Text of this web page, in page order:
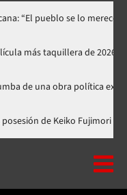
se lo merece”
en la película más
política exitosa”
la toma de posesión de